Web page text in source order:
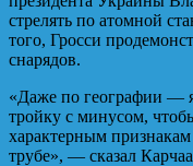
стрелять по атомной
того, Гросси
снарядов.
«Даже по географии —
тройку с минусом,
характерным
трубе», — сказал